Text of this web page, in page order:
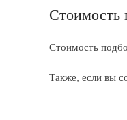
Стоимость
Стоимость
Также, если вы